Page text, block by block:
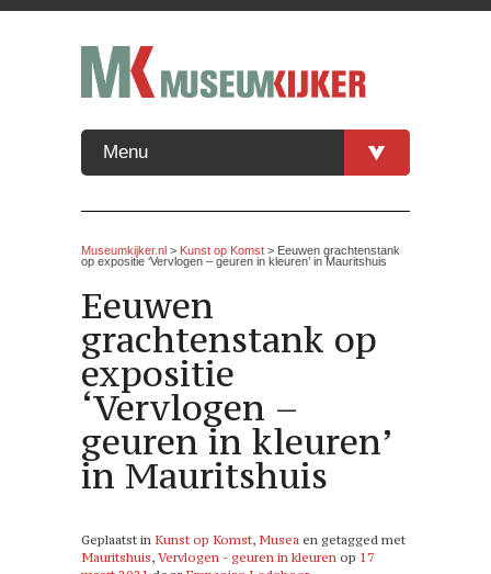
Menu
Museumkijker.nl > Kunst op Komst > Eeuwen grachtenstank
op expositie ‘Vervlogen – geuren in kleuren’ in Mauritshuis
Eeuwen
grachtenstank op
expositie
‘Vervlogen –
geuren in kleuren’
in Mauritshuis
Geplaatst in Kunst op Komst, Musea en getagged met
Mauritshuis, Vervlogen - geuren in kleuren op 17